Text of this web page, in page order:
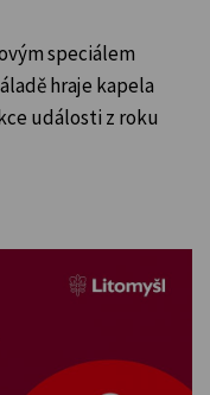
speciálem
hraje kapela
události z roku